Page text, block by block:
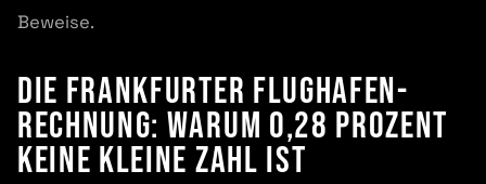
Beweise.
Die Frankfurter Flughafen-
Rechnung: Warum 0,28 Prozent
keine kleine Zahl ist